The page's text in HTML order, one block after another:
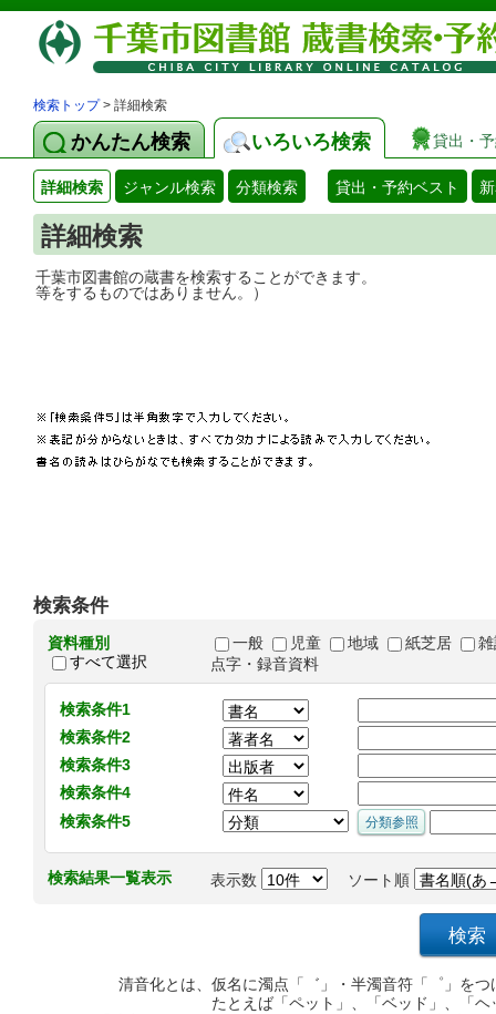
検索トップ> 詳細検索
かんたん検索 いろいろ検索 貸出・
詳細検索 ジャンル検索 分類検索 貸出・予約ベスト
詳細検索
千葉市図書館の蔵書を検索することがで
等をするものではありません。）
検索条件
資料種別
すべて選択
一般 児童 地域 紙芝居
点字・録音資料
検索条件1
検索条件2
検索条件3
検索条件4
検索条件5
検索結果一覧表示 表示数 ソート順
清音化とは、仮名に濁点「゛」・半濁音符「゜」を
たとえば「ペット」、「ベッド」、「